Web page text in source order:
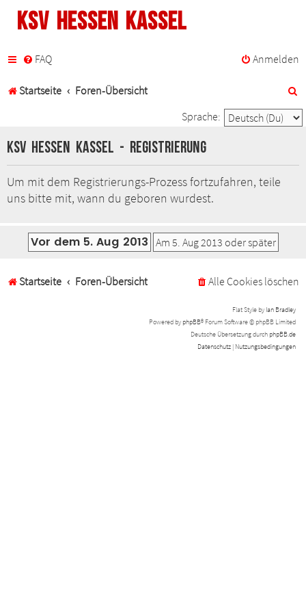
KSV Hessen Kassel
FAQ Anmelden
Startseite Foren-Übersicht
u
h
Sprache:
KSV Hessen Kassel - Registrierung
Um mit dem Registrierungs-Prozess fortzufahren, teile
uns bitte mit, wann du geboren wurdest.
Startseite Foren-Übersicht Alle Cookies löschen
Flat Style by Ian Bradley
Powered by phpBB® Forum Software © phpBB Limited
Deutsche Übersetzung durch phpBB.de
Datenschutz | Nutzungsbedingungen